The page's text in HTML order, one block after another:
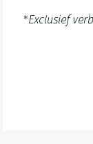
*Exclusief